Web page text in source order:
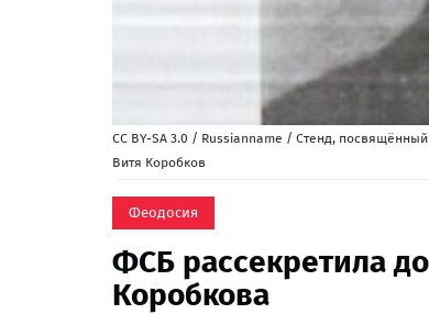
CC BY-SA 3.0 / Russianname / Стенд,
Витя Коробков
Феодосия
ФСБ рассекретила
Коробкова